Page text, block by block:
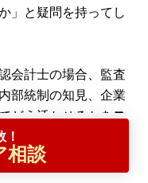
相談
」と疑問を持ってし
会計士の場合、監査
部統制の知見、企業
どう活かせるかをス
す。